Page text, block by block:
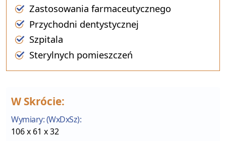
Zastosowania farmaceutycznego
Przychodni dentystycznej
Szpitala
Sterylnych pomieszczeń
W Skrócie:
Wymiary: (WxDxSz):
106 x 61 x 32